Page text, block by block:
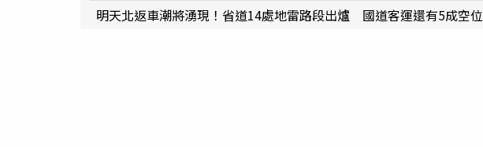
明天北返車潮將湧現！省道14處地雷路段出爐 國道客運還有5成空位